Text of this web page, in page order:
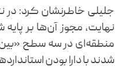
جلیلی خاطرنشان کرد: در
نهایت، مجوز آن‌ها بر
منطقه‌ای در سه سطح
شدند با دارا بودن